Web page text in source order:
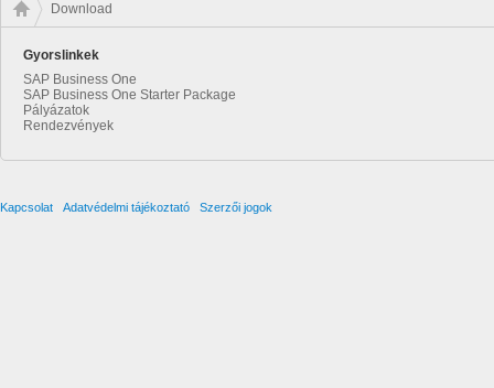
Download
Gyorslinkek
SAP Business One
SAP Business One Starter Package
Pályázatok
Rendezvények
Kapcsolat Adatvédelmi tájékoztató Szerzői jogok